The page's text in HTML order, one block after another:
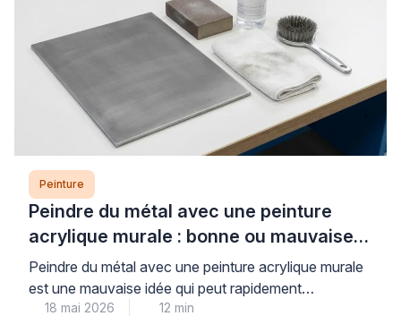
Peinture
Peindre du métal avec une peinture
acrylique murale : bonne ou mauvaise
idée ?
Peindre du métal avec une peinture acrylique murale
est une mauvaise idée qui peut rapidement
compromettre la durabilité et l’esthétique de vos
18 mai 2026 12 min